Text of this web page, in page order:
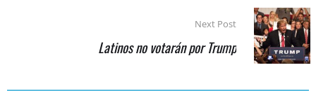
Next Post
Latinos no votarán por Trump